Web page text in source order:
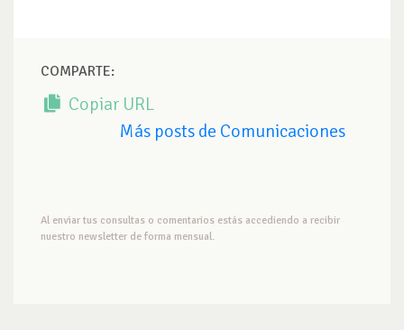
COMPARTE:
Copiar URL
Más posts de Comunicaciones
Al enviar tus consultas o comentarios estás accediendo a recibir
nuestro newsletter de forma mensual.